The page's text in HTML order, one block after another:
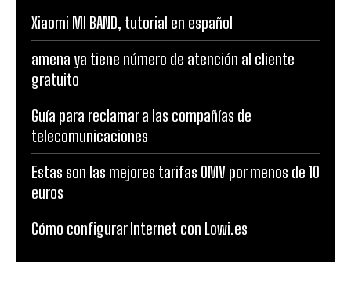
Xiaomi MI BAND, tutorial en español
amena ya tiene número de atención al cliente
gratuito
Guía para reclamar a las compañías de
telecomunicaciones
Estas son las mejores tarifas OMV por menos de 10
euros
Cómo configurar Internet con Lowi.es